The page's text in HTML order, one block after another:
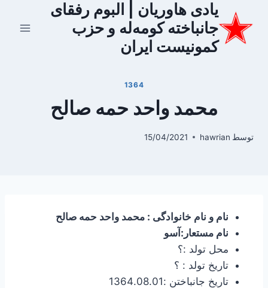
محتوا
یادی هاوریان | البوم رفقای
جانباخته کومه‌له و حزب
کمونیست ایران
1364
محمد واحد حمه صالح
توسط hawrian
15/04/2021
نام و نام خانوادگی : محمد واحد حمه صالح
نام مستعار:آسو
محل تولد :؟
تاریخ تولد : ؟
تاریخ جانباختن :1364.08.01